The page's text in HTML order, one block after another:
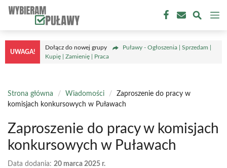
Przejdź
treści
UWAGA!
Dołącz do nowej grupy
Puławy - Ogłoszenia | Sprzedam |
Kupię | Zamienię | Praca
Strona główna / Wiadomości /
Zaproszenie do pracy w
komisjach konkursowych w Puławach
Zaproszenie do pracy w komisjach
konkursowych w Puławach
Data dodania: 20 marca 2025 r.